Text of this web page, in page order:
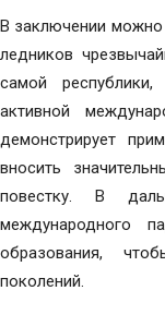
В заключении можно
ледников
самой
активной
демонстрирует
вносить
повестку. В
международного
образования,
поколений.